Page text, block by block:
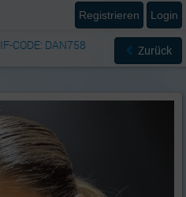
IF-CODE: DAN758 Zurück
Registrieren Login